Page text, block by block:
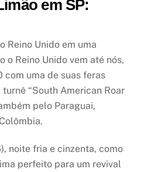
em SP:
Reino Unido em uma
o Reino Unido vem até nós,
com uma de suas feras
“South American Roar
pelo Paraguai,
noite fria e cinzenta, como
perfeito para um revival